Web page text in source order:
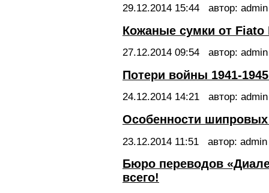
29.12.2014 15:44 автор: admin
Кожаные сумки от Fiato
27.12.2014 09:54 автор: admin
Потери войны 1941-
24.12.2014 14:21 автор: admin
Особенности
23.12.2014 11:51 автор: admin
Бюро переводов
всего!